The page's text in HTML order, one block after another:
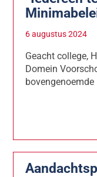
6 augustus 2024
Geacht college,
Domein
bovengenoemde